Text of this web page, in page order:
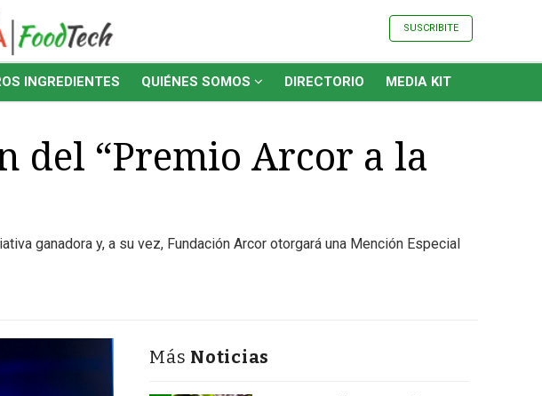
SUSCRIBITE
INGREDIENTES QUIÉNES SOMOS DIRECTORIO MEDIA KIT
del “Premio Arcor a la
ganadora y, a su vez, Fundación Arcor otorgará una Mención Especial
Más Noticias